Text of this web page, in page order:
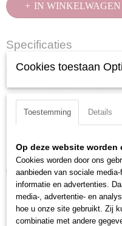
IN WINKELWAGEN
Specificaties
Productcode
Ook interessant
Kraftwerk 2035T30 Krachtbit
€ 3,28
Cookies toestaan
Toestemming Details
Op deze website
Cookies worden door ons
aanbieden van sociale
informatie en advertenties.
media-, advertentie- en
hoe u onze site gebruikt. Zij
combinatie met andere